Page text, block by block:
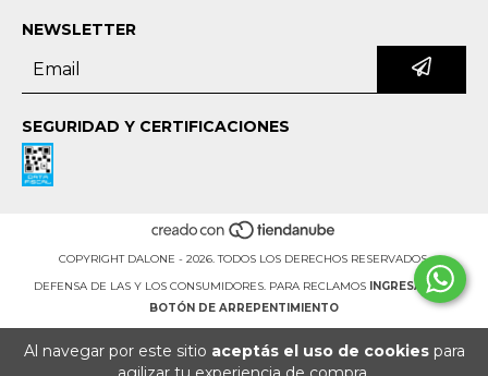
Al navegar por este sitio aceptás el uso de cookiespara
NEWSLETTER
SEGURIDAD Y CERTIFICACIONES
COPYRIGHT DALONE - 2026. TODOS LOS DERECHOS RESERVADOS.
DEFENSA DE LAS Y LOS CONSUMIDORES. PARA RECLAMOS INGRESÁ ACÁ.
BOTÓN DE ARREPENTIMIENTO